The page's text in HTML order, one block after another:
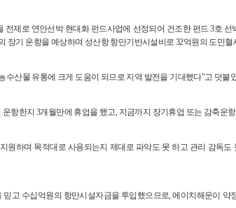
제로 연안선박 현대화 펀드사업에 선정되어 건조한 펀드 3호
장기 운항을 예상하며 성산항 항만기반시설비로 32억원의 도민
수산물 유통에 크게 도움이 되므로 지역 발전을 기대했다"고 덧붙
항한지 3개월만에 휴업을 했고, 지금까지 장기휴업 또는 감축
원하며 목적대로 사용되는지 제대로 파악도 못 하고 관리 감독
고 수십억원의 항만시설자금을 투입했으므로, 에이치해운이